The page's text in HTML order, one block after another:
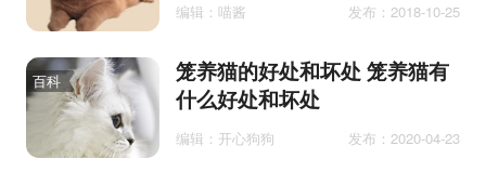
编辑：喵酱 发布：2018-10-25
百科
笼养猫的好处和坏处 笼养猫有
什么好处和坏处
编辑：开心狗狗 发布：2020-04-23